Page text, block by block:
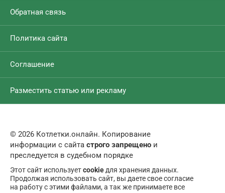
Обратная связь
Политика сайта
Соглашение
Разместить статью или рекламу
© 2026 Котлетки.онлайн. Копирование
информации с сайта строго запрещено и
преследуется в судебном порядке
Этот сайт используетcookie для хранения данных.
Продолжая использовать сайт, вы даете свое согласие
на работу с этими файлами, а так же принимаете все